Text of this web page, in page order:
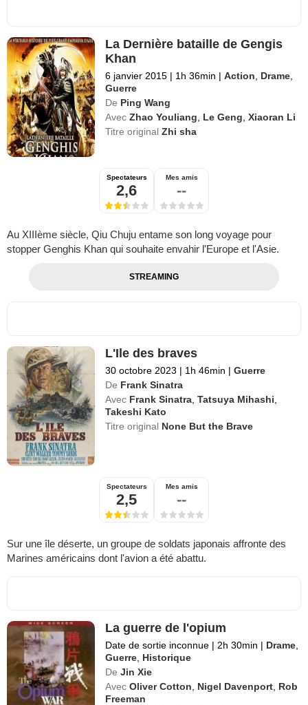
La Dernière bataille de Gengis
Khan
6 janvier 2015 | 1h 36min | Action Drame
Guerre
De Ping Wang
Avec Zhao Youliang Le Geng ,Xiaoran Li
Titre originalZhi sha
Spectateurs
2,6
Mes amis
--
Au XIIIème siècle, Qiu Chuju entame son long voyage pour
stopper Genghis Khan qui souhaite envahir l'Europe et l'Asie.
STREAMING
L'Ile des braves
30 octobre 2023 | 1h 46min | Guerre
De Frank Sinatra
Avec Frank Sinatra ,Tatsuya Mihashi
Takeshi Kato
Titre original None But the Brave
Spectateurs
2,5
Mes amis
--
Sur une île déserte, un groupe de soldats japonais affronte des
Marines américains dont l'avion a été abattu.
La guerre de l'opium
Date de sortie inconnue | 2h 30min | Drame
Guerre Historique
De Jin Xie
Avec Oliver Cotton Nigel Davenport Rob
Freeman